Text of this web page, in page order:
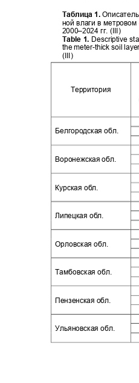
Таблица 1.
ной влаги в
2000–2024 гг. (III)
Table 1. Descriptive
the meter-thick soil
(III)
Территория
Белгородская обл.
Воронежская обл.
Курская обл.
Липецкая обл.
Орловская обл.
Тамбовская обл.
Пензенская обл.
Ульяновская обл.